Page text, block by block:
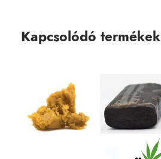
Kapcsolódó termékek